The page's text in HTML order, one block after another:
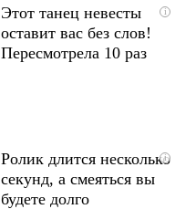
i
Этот танец невесты
оставит вас без слов!
Пересмотрела 10 раз
i
Ролик длится несколько
секунд, а смеяться вы
будете долго